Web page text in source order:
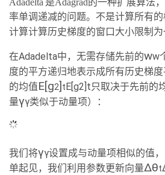
Adadelta 是Adagrad的一种扩展算法
率单调递减的问题。不是计算所有的
计算计算历史梯度的窗口大小限制
在Adadelta中，无需存储先前的ww
度的平方递归地表示成所有历史梯
的均值E[g2] tE[g2]t只取决于先前的
量γγ类似于动量项）：
我们将γγ设置成与动量项相似的值
单起见，我们利用参数更新向量Δθt